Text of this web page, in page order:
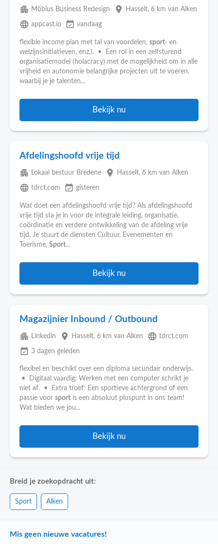
apartment Möbius Business Redesign place Hasselt, 6 km van Alken
language appcast.io event_available vandaag
flexible income plan met tal van voordelen, sport- en
welzijnsinitiatieven, enz.). • Een rol in een zelfsturend
organisatiemodel (holacracy) met de mogelijkheid om in alle
vrijheid en autonomie belangrijke projecten uit te voeren,
waarbij je je talenten...
Bekijk nu
Afdelingshoofd vrije tijd
apartment Lokaal bestuur Bredene place Hasselt, 6 km van Alken
language tdrct.com event_available gisteren
Wat doet een afdelingshoofd vrije tijd? Als afdelingshoofd
vrije tijd sta je in voor de integrale leiding, organisatie,
coördinatie en verdere ontwikkeling van de afdeling vrije
tijd. Je stuurt de diensten Cultuur, Evenementen en
Toerisme, Sport...
Bekijk nu
Magazijnier Inbound / Outbound
apartment Linkedin place Hasselt, 6 km van Alken language tdrct.com
event_available 3 dagen geleden
flexibel en beschikt over een diploma secundair onderwijs.
• Digitaal vaardig: Werken met een computer schrikt je
niet af. • Extra troef: Een sportieve achtergrond of een
passie voor sport is een absoluut pluspunt in ons team!
Wat bieden we jou...
Bekijk nu
Breid je zoekopdracht uit:
Sport Alken
Mis geen nieuwe vacatures!